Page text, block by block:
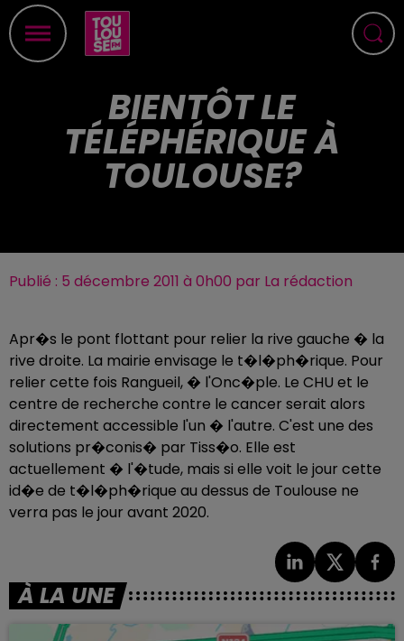
BIENTÔT LE
TÉLÉPHÉRIQUE À
TOULOUSE?
Publié : 5 décembre 2011 à 0h00 par La rédaction
Apr�s le pont flottant pour relier la rive gauche � la
rive droite. La mairie envisage le t�l�ph�rique. Pour
relier cette fois Rangueil, � l'Onc�ple. Le CHU et le
centre de recherche contre le cancer serait alors
directement accessible l'un � l'autre. C'est une des
solutions pr�conis� par Tiss�o. Elle est
actuellement � l'�tude, mais si elle voit le jour cette
id�e de t�l�ph�rique au dessus de Toulouse ne
verra pas le jour avant 2020.
À LA UNE